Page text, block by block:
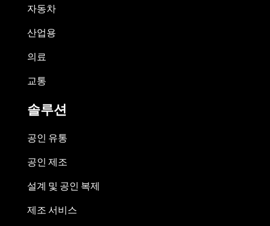
자동차
산업용
의료
교통
솔루션
공인 유통
공인 제조
설계 및 공인 복제
제조 서비스